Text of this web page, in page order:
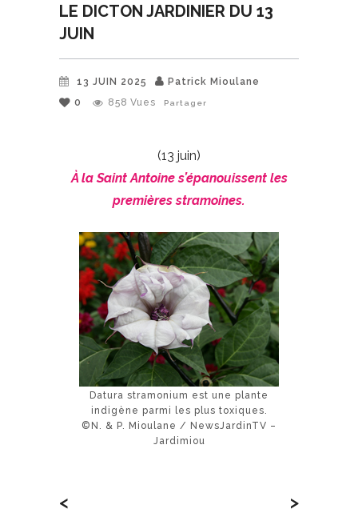
LE DICTON JARDINIER DU 13
JUIN
13 JUIN 2025
Patrick Mioulane
0
858 Vues Partager
(13 juin)
À la Saint Antoine s’épanouissent les
premières stramoines.
Datura stramonium est une plante
indigène parmi les plus toxiques.
©N. & P. Mioulane / NewsJardinTV –
Jardimiou
< >